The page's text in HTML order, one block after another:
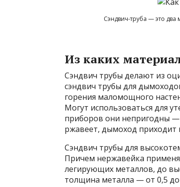
Сэндвич-труба — это
Из каких
Сэндвич трубы делают из
сэндвич трубы для
горения маломощного
Могут использоваться для
приборов они непригодны —
ржавеет, дымоход приходит
Сэндвич трубы для
Причем нержавейка
легирующих металлов, до
толщина металла — от 0,5